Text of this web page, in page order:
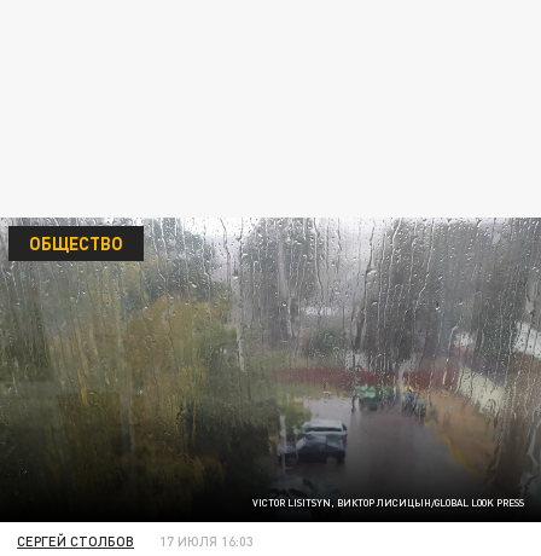
VICTOR LISITSYN, ВИКТОР ЛИСИЦЫН/GLOBAL LOOK PRESS
ОБЩЕСТВО
СЕРГЕЙ СТОЛБОВ 17 ИЮЛЯ 16:03